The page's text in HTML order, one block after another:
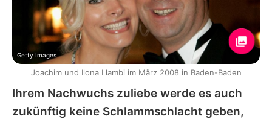
Ihrem Nachwuchs zuliebe werde es auch
zukünftig keine Schlammschlacht geben,
Getty Images
Joachim und Ilona Llambi im März 2008 in Baden-Baden